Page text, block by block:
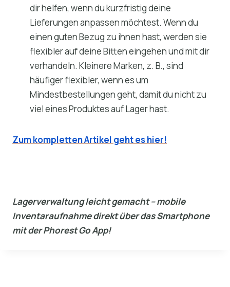
dir helfen, wenn du kurzfristig deine
Lieferungen anpassen möchtest. Wenn du
einen guten Bezug zu ihnen hast, werden sie
flexibler auf deine Bitten eingehen und mit dir
verhandeln. Kleinere Marken, z. B., sind
häufiger flexibler, wenn es um
Mindestbestellungen geht, damit du nicht zu
viel eines Produktes auf Lager hast.
Zum kompletten Artikel geht es hier!
Lagerverwaltung leicht gemacht – mobile
Inventaraufnahme direkt über das Smartphone
mit der Phorest Go App!